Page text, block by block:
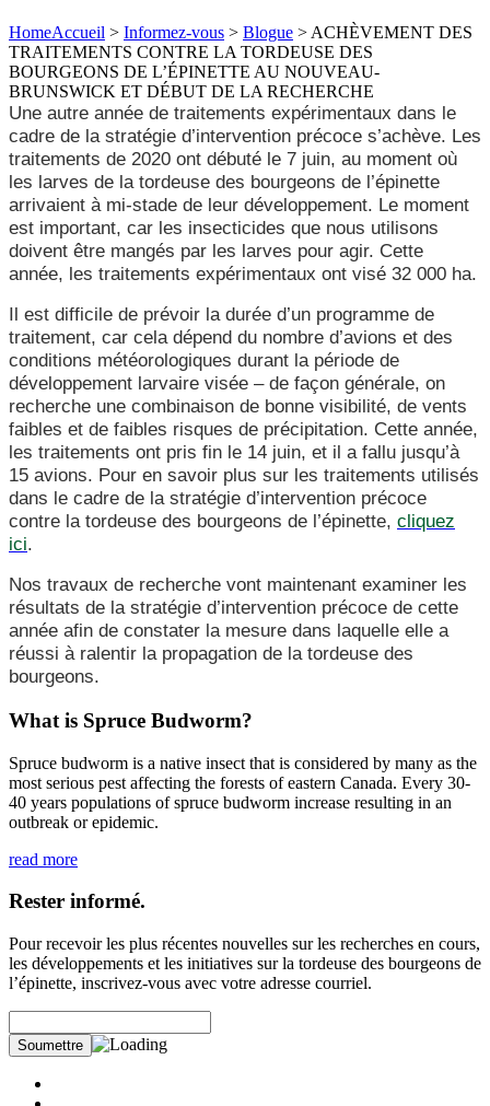
HomeAccueil > Informez-vous > Blogue > ACHÈVEMENT DES
TRAITEMENTS CONTRE LA TORDEUSE DES
BOURGEONS DE L’ÉPINETTE AU NOUVEAU-
BRUNSWICK ET DÉBUT DE LA RECHERCHE
Une autre année de traitements expérimentaux dans le
cadre de la stratégie d’intervention précoce s’achève. Les
traitements de 2020 ont débuté le 7 juin, au moment où
les larves de la tordeuse des bourgeons de l’épinette
arrivaient à mi-stade de leur développement. Le moment
est important, car les insecticides que nous utilisons
doivent être mangés par les larves pour agir. Cette
année, les traitements expérimentaux ont visé 32 000 ha.
Il est difficile de prévoir la durée d’un programme de
traitement, car cela dépend du nombre d’avions et des
conditions météorologiques durant la période de
développement larvaire visée – de façon générale, on
recherche une combinaison de bonne visibilité, de vents
faibles et de faibles risques de précipitation. Cette année,
les traitements ont pris fin le 14 juin, et il a fallu jusqu’à
15 avions. Pour en savoir plus sur les traitements utilisés
dans le cadre de la stratégie d’intervention précoce
contre la tordeuse des bourgeons de l’épinette, cliquez
ici.
Nos travaux de recherche vont maintenant examiner les
résultats de la stratégie d’intervention précoce de cette
année afin de constater la mesure dans laquelle elle a
réussi à ralentir la propagation de la tordeuse des
bourgeons.
What is Spruce Budworm?
Spruce budworm is a native insect that is considered by many as the
most serious pest affecting the forests of eastern Canada. Every 30-
40 years populations of spruce budworm increase resulting in an
outbreak or epidemic.
read more
Rester informé.
Pour recevoir les plus récentes nouvelles sur les recherches en cours,
les développements et les initiatives sur la tordeuse des bourgeons de
l’épinette, inscrivez-vous avec votre adresse courriel.